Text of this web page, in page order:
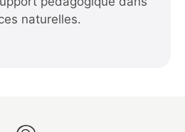
naturelles.